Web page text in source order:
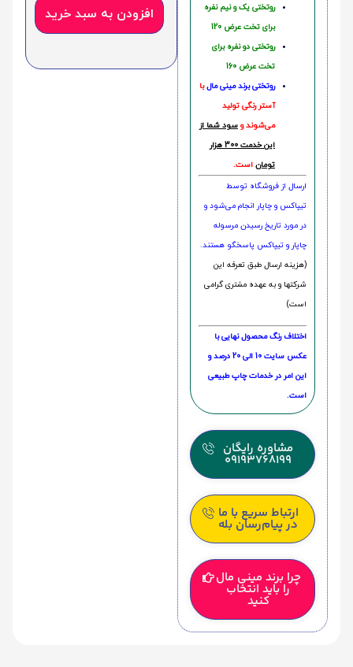
روتختی یک و نیم نفره
برای تخت عرض 120
روتختی دو نفره برای
تخت عرض 160
روتختی‌ برند مینی مالبا
آستر رنگی تولید
می‌شوند و سود شما از
این خدمت 300 هزار
تومان است.
ارسال از فروشگاه توسط
تیپاکس و چاپار انجام می‌شود و
در مورد تاریخ رسیدن مرسوله
چاپار و تیپاکس پاسخگو هستند.
(هزینه ارسال طبق تعرفه این
شرکتها و به عهده مشتری گرامی
است)
اختلاف رنگ محصول نهایی با
عکس سایت 10 الی 20 درصد و
این امر در خدمات چاپ طبیعی
است.
مشاوره رایگان
09193768199
ارتباط سریع با ما
در پیام‌رسان بله
چرا برند مینی مال
را باید انتخاب
کنید
افزودن به سبد خرید